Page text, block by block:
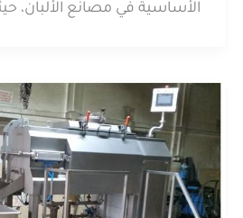
الأساسية في مصانع الألبان،